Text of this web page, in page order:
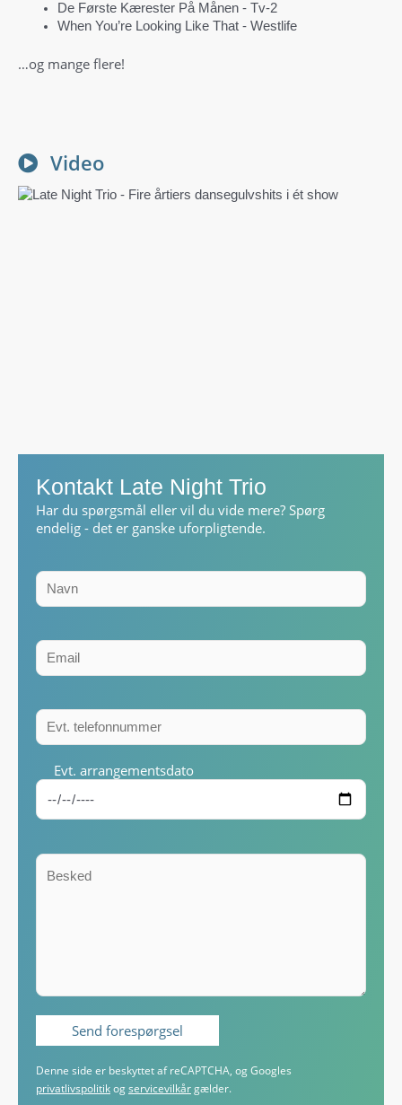
De Første Kærester På Månen ‑ Tv-2
When You’re Looking Like That ‑ Westlife
…og mange flere!
Video
Kontakt Late Night Trio
Har du spørgsmål eller vil du vide mere? Spørg
endelig - det er ganske uforpligtende.
Evt. arrangementsdato
Denne side er beskyttet af reCAPTCHA, og Googles
privatlivspolitik og servicevilkår gælder.